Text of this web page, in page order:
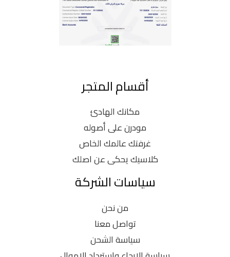
أقسام المتجر
مكانك الهادئ
مودرن على أصوله
غرفتك عالمك الخاص
كلاسيك يحكى عن اصلك
سياسات الشركة
من نحن
تواصل معنا
سياسة الشحن